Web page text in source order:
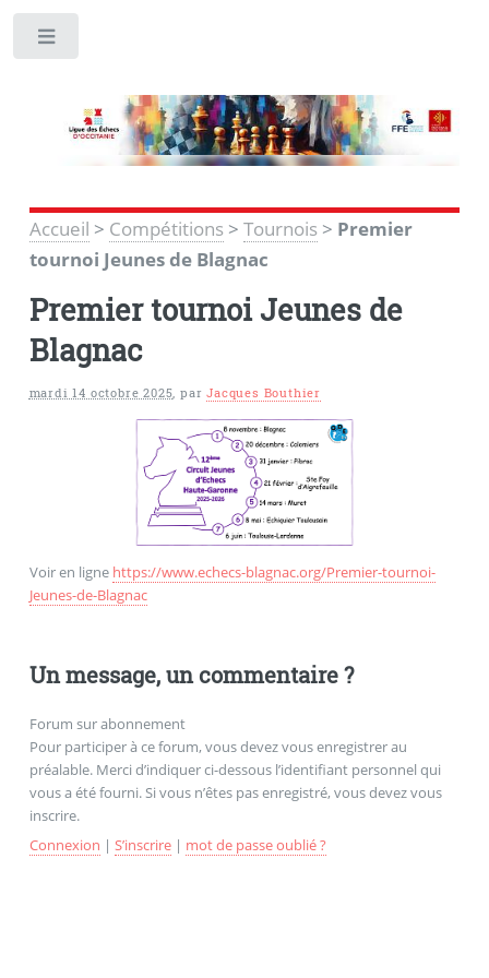
Accueil > Compétitions> Tournois> Premier
tournoi Jeunes de Blagnac
Premier tournoi Jeunes de
Blagnac
mardi 14 octobre 2025,parJacques Bouthier
Voir en ligne https://www.echecs-blagnac.org/Premier-tournoi-
Jeunes-de-Blagnac
Un message, un commentaire ?
Forum sur abonnement
Pour participer à ce forum, vous devez vous enregistrer au
préalable. Merci d’indiquer ci-dessous l’identifiant personnel qui
vous a été fourni. Si vous n’êtes pas enregistré, vous devez vous
inscrire.
Connexion | S’inscrire| mot de passe oublié ?